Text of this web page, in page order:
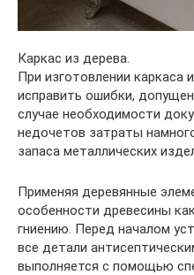
Каркас из дерева.
При изготовлении каркаса
исправить ошибки,
случае необходимости
недочетов затраты
запаса металлических
Применяя деревянные
особенности древесины
гниению. Перед началом
все детали
выполняется с помощью